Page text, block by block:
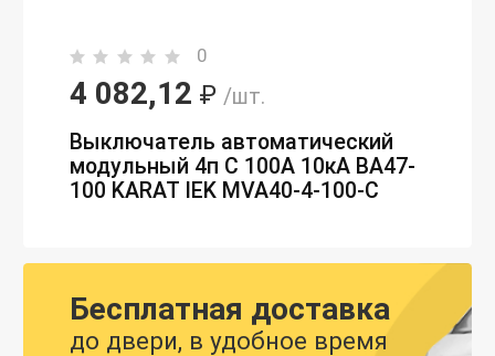
0
4 082,12 ₽ /шт.
Выключатель автоматический
модульный 4п C 100А 10кА ВА47-
100 KARAT IEK MVA40-4-100-C
Бесплатная доставка
до двери, в удобное время